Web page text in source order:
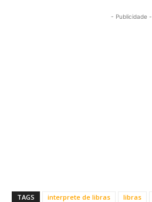
- Publicidade -
TAGS interprete de libras libras